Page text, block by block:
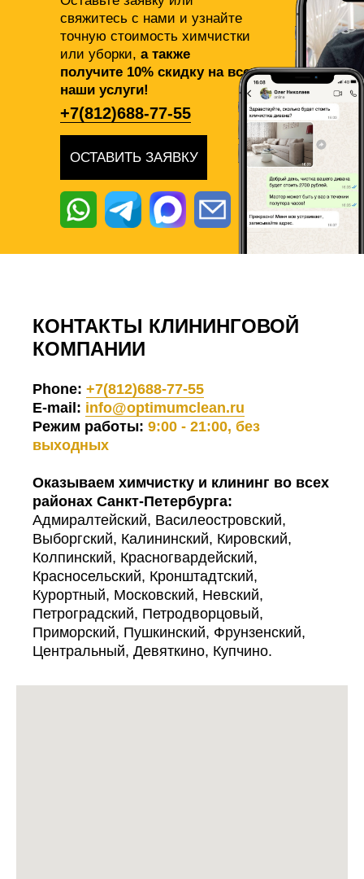
свяжитесь с нами и узнайте
точную стоимость химчистки
или уборки, а также
получите 10% скидку на все
наши услуги!
ОСТАВИТЬ ЗАЯВКУ
+7(812)688-77-55
КОНТАКТЫ КЛИНИНГОВОЙ
КОМПАНИИ
Phone: +7(812)688-77-55
E-mail: info@optimumclean.ru
Режим работы: 9:00 - 21:00, без
выходных
Оказываем химчистку и клининг во всех
районах Санкт-Петербурга:
Адмиралтейский, Василеостровский,
Выборгский, Калининский, Кировский,
Колпинский, Красногвардейский,
Красносельский, Кронштадтский,
Курортный, Московский, Невский,
Петроградский, Петродворцовый,
Приморский, Пушкинский, Фрунзенский,
Центральный, Девяткино, Купчино.